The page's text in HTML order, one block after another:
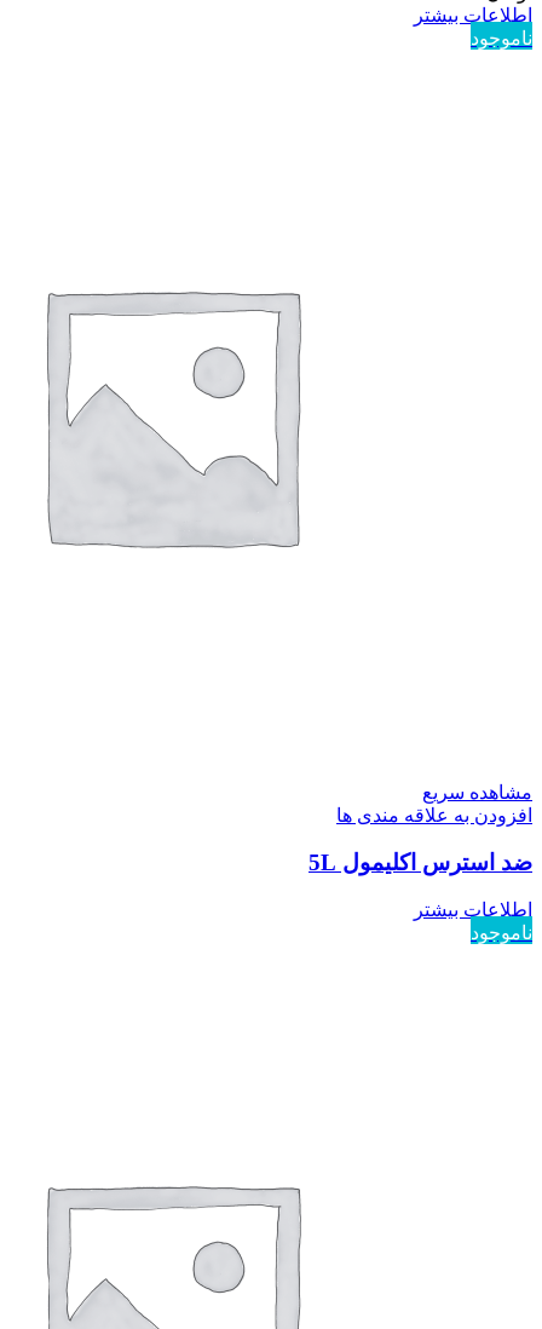
اطلاعات بیشتر
ناموجود
مشاهده سریع
افزودن به علاقه مندی ها
ضد استرس اکلیمول 5L
اطلاعات بیشتر
ناموجود